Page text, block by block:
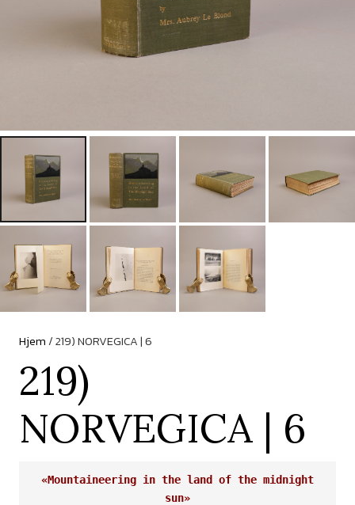
Hjem/ 219) NORVEGICA | 6
219)
NORVEGICA | 6
«Mountaineering in the land of the midnight
sun»